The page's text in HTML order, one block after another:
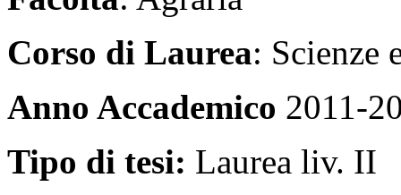
Corso di Laurea: Scienze
Anno Accademico 2011-
Tipo di tesi: Laurea liv. II